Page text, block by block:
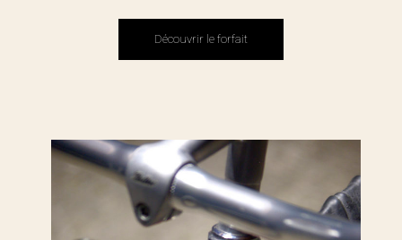
Découvrir le forfait
Découvrir le forfait